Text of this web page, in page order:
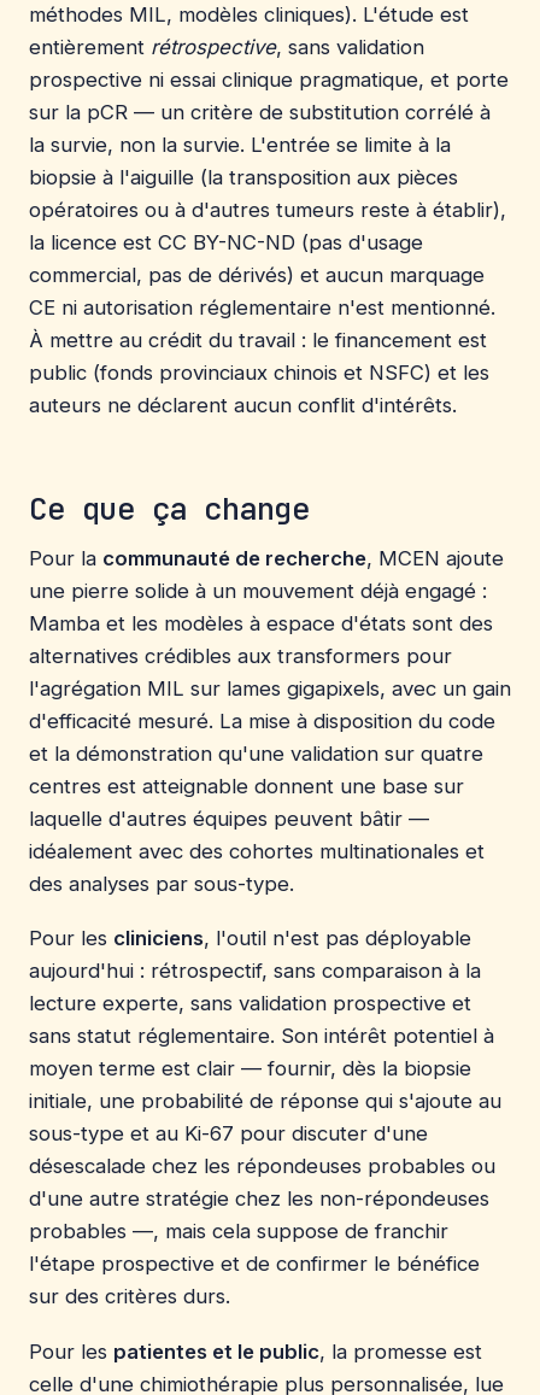
méthodes MIL, modèles cliniques). L'étude est
entièrement rétrospective, sans validation
prospective ni essai clinique pragmatique, et porte
sur la pCR — un critère de substitution corrélé à
la survie, non la survie. L'entrée se limite à la
biopsie à l'aiguille (la transposition aux pièces
opératoires ou à d'autres tumeurs reste à établir),
la licence est CC BY-NC-ND (pas d'usage
commercial, pas de dérivés) et aucun marquage
CE ni autorisation réglementaire n'est mentionné.
À mettre au crédit du travail : le financement est
public (fonds provinciaux chinois et NSFC) et les
auteurs ne déclarent aucun conflit d'intérêts.
Ce que ça change
Pour la communauté de recherche, MCEN ajoute
une pierre solide à un mouvement déjà engagé :
Mamba et les modèles à espace d'états sont des
alternatives crédibles aux transformers pour
l'agrégation MIL sur lames gigapixels, avec un gain
d'efficacité mesuré. La mise à disposition du code
et la démonstration qu'une validation sur quatre
centres est atteignable donnent une base sur
laquelle d'autres équipes peuvent bâtir —
idéalement avec des cohortes multinationales et
des analyses par sous-type.
Pour les cliniciens, l'outil n'est pas déployable
aujourd'hui : rétrospectif, sans comparaison à la
lecture experte, sans validation prospective et
sans statut réglementaire. Son intérêt potentiel à
moyen terme est clair — fournir, dès la biopsie
initiale, une probabilité de réponse qui s'ajoute au
sous-type et au Ki-67 pour discuter d'une
désescalade chez les répondeuses probables ou
d'une autre stratégie chez les non-répondeuses
probables —, mais cela suppose de franchir
l'étape prospective et de confirmer le bénéfice
sur des critères durs.
Pour les patientes et le public, la promesse est
celle d'une chimiothérapie plus personnalisée, lue